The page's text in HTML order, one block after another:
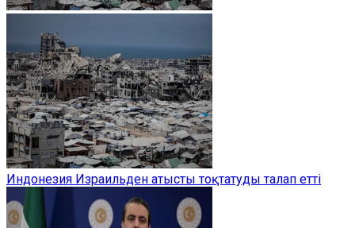
Индонезия Израильден атысты тоқтатуды талап етті